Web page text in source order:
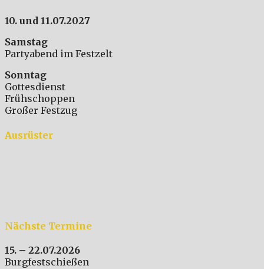
10. und 11.07.2027
Samstag
Partyabend im Festzelt
Sonntag
Gottesdienst
Frühschoppen
Großer Festzug
Ausrüster
Nächste Termine
15. – 22.07.2026
Burgfestschießen